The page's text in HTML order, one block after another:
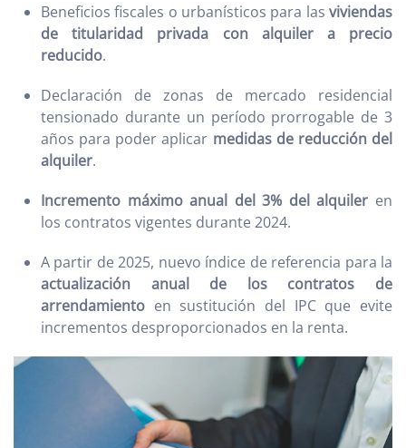
Beneficios fiscales o urbanísticos para las viviendas
de titularidad privada con alquiler a precio
reducido.
Declaración de zonas de mercado residencial
tensionado durante un período prorrogable de 3
años para poder aplicar medidas de reducción del
alquiler.
Incremento máximo anual del 3% del alquiler en
los contratos vigentes durante 2024.
A partir de 2025, nuevo índice de referencia para la
actualización anual de los contratos de
arrendamiento en sustitución del IPC que evite
incrementos desproporcionados en la renta.